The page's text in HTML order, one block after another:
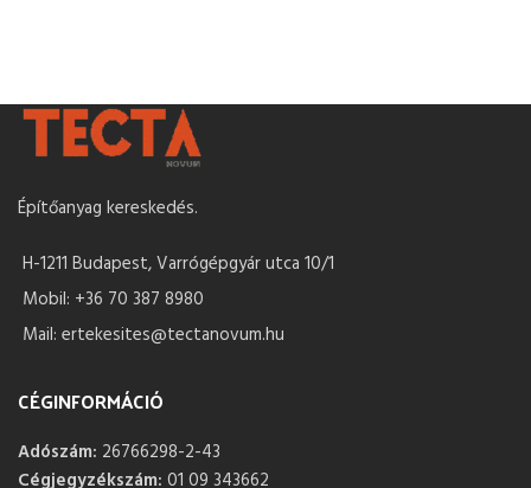
Építőanyag kereskedés.
H-1211 Budapest, Varrógépgyár utca 10/1
Mobil: +36 70 387 8980
Mail: ertekesites@tectanovum.hu
CÉGINFORMÁCIÓ
Adószám: 26766298-2-43
Cégjegyzékszám: 01 09 343662